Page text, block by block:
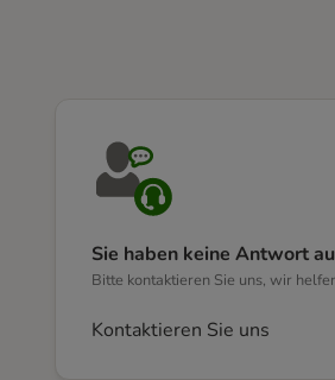
Sie haben keine Antwort
Bitte kontaktieren Sie uns, wir
Kontaktieren Sie uns